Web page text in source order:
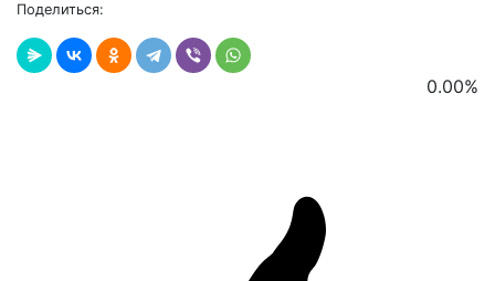
Поделиться:
0.00%